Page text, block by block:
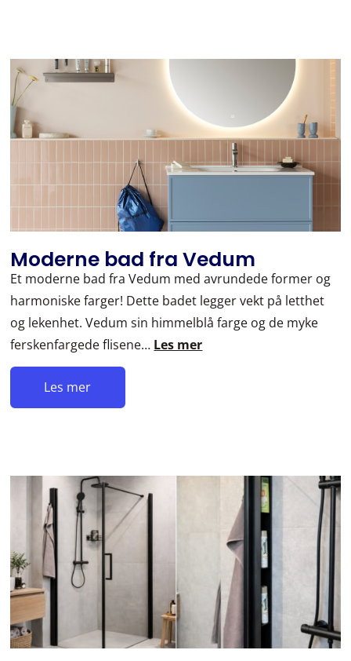
Moderne bad fra Vedum
Et moderne bad fra Vedum med avrundede former og
harmoniske farger! Dette badet legger vekt på letthet
og lekenhet. Vedum sin himmelblå farge og de myke
ferskenfargede flisene… Les mer
Les mer